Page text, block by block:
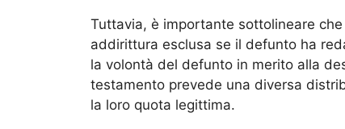
Tuttavia, è importante sottolineare
addirittura esclusa se il defunto ha
la volontà del defunto in merito alla
testamento prevede una diversa
la loro quota legittima.